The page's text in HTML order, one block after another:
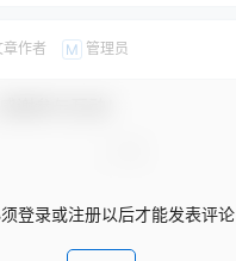
章作者 M 管理员
登录或注册以后才能发表评论